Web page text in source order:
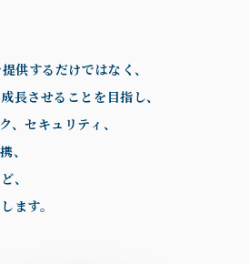
供するだけではなく、
長させることを目指し、
、セキュリティ、
、
、
ます。